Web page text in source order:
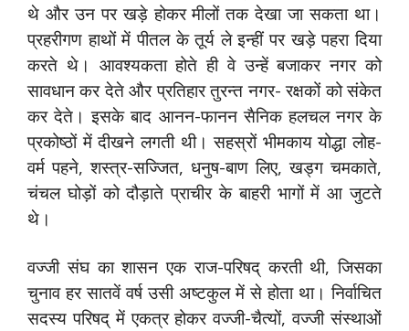
थे और उन पर खड़े होकर मीलों तक देखा जा सकता था।
प्रहरीगण हाथों में पीतल के तूर्य ले इन्हीं पर खड़े पहरा दिया
करते थे। आवश्यकता होते ही वे उन्हें बजाकर नगर को
सावधान कर देते और प्रतिहार तुरन्त नगर- रक्षकों को संकेत
कर देते। इसके बाद आनन-फानन सैनिक हलचल नगर के
प्रकोष्ठों में दीखने लगती थी। सहस्रों भीमकाय योद्धा लोह-
वर्म पहने, शस्त्र-सज्जित, धनुष-बाण लिए, खड्ग चमकाते,
चंचल घोड़ों को दौड़ाते प्राचीर के बाहरी भागों में आ जुटते
थे।
वज्जी संघ का शासन एक राज-परिषद् करती थी, जिसका
चुनाव हर सातवें वर्ष उसी अष्टकुल में से होता था। निर्वाचित
सदस्य परिषद् में एकत्र होकर वज्जी-चैत्यों, वज्जी संस्थाओं